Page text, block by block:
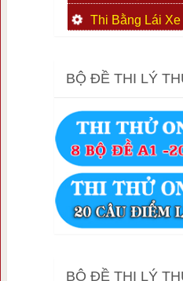
Thi Bằng Lái
BỘ ĐỀ THI LÝ
BỘ ĐỀ THI LÝ